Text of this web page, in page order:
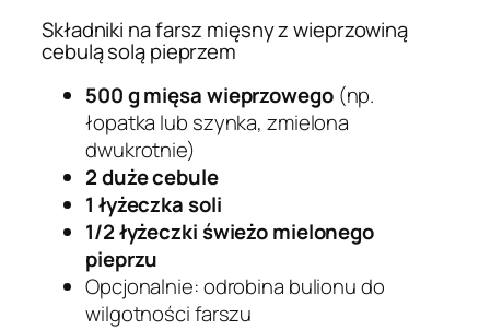
Składniki na farsz mięsny z wieprzowiną
cebulą solą pieprzem
500 g mięsa wieprzowego(np.
łopatka lub szynka, zmielona
dwukrotnie)
2 duże cebule
1 łyżeczka soli
1/2 łyżeczki świeżo mielonego
pieprzu
Opcjonalnie: odrobina bulionu do
wilgotności farszu